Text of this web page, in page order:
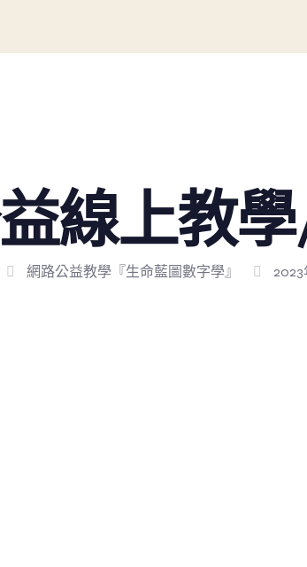
線上教
網路公益教學『生命藍圖數字學』